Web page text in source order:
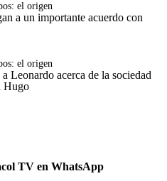
el origen
a un importante acuerdo con
el origen
Leonardo acerca de la sociedad
Hugo
TV en WhatsApp